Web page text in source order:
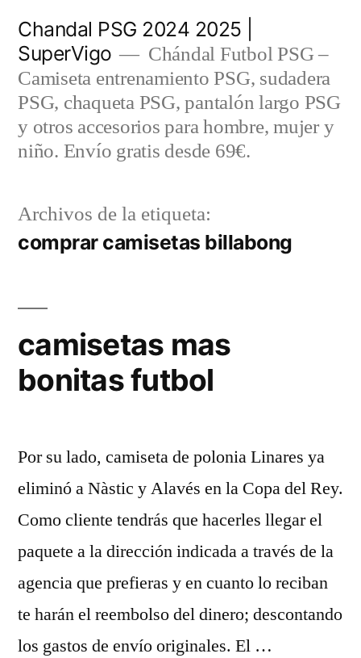
contenido
Chandal PSG 2024 2025 |
SuperVigo
Chándal Futbol PSG –
Camiseta entrenamiento PSG, sudadera
PSG, chaqueta PSG, pantalón largo PSG
y otros accesorios para hombre, mujer y
niño. Envío gratis desde 69€.
Archivos de la etiqueta:
comprar camisetas billabong
camisetas mas
bonitas futbol
Por su lado, camiseta de polonia Linares ya
eliminó a Nàstic y Alavés en la Copa del Rey.
Como cliente tendrás que hacerles llegar el
paquete a la dirección indicada a través de la
agencia que prefieras y en cuanto lo reciban
te harán el reembolso del dinero; descontando
los gastos de envío originales. El …